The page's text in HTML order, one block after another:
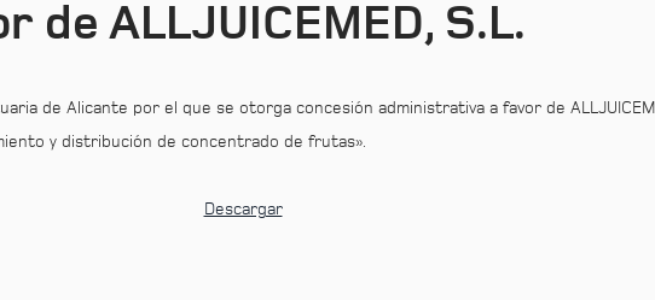
ALLJUICEMED, S.L.
de Alicante por el que se otorga concesión administrativa a favor de
y distribución de concentrado de frutas».
Descargar